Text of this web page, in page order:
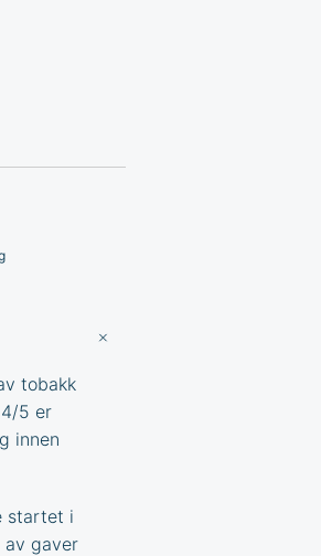
tobakk
5 er
innen
startet i
av gaver